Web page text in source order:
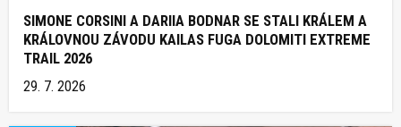
SIMONE CORSINI A DARIIA BODNAR SE STALI KRÁLEM A
KRÁLOVNOU ZÁVODU KAILAS FUGA DOLOMITI EXTREME
TRAIL 2026
29. 7. 2026